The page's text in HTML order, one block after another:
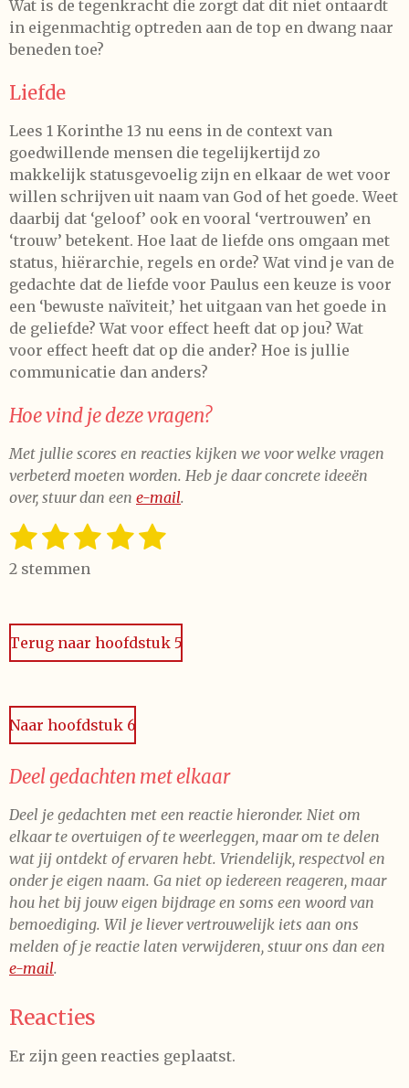
Wat is de tegenkracht die zorgt dat dit niet ontaardt
in eigenmachtig optreden aan de top en dwang naar
beneden toe?
Liefde
Lees 1 Korinthe 13 nu eens in de context van
goedwillende mensen die tegelijkertijd zo
makkelijk statusgevoelig zijn en elkaar de wet voor
willen schrijven uit naam van God of het goede. Weet
daarbij dat ‘geloof’ ook en vooral ‘vertrouwen’ en
‘trouw’ betekent. Hoe laat de liefde ons omgaan met
status, hiërarchie, regels en orde? Wat vind je van de
gedachte dat de liefde voor Paulus een keuze is voor
een ‘bewuste naïviteit,’ het uitgaan van het goede in
de geliefde? Wat voor effect heeft dat op jou? Wat
voor effect heeft dat op die ander? Hoe is jullie
communicatie dan anders?
Hoe vind je deze vragen?
Met jullie scores en reacties kijken we voor welke vragen
verbeterd moeten worden. Heb je daar concrete ideeën
over, stuur dan een e-mail.
R
a
t
n
g
:
s
t
r
e
n
1
s
e
r
2
s
e
r
e
n
3
s
e
r
e
n
4
e
r
e
n
5
e
r
S
e
n
2 stemmen
Terug naar hoofdstuk 5
Naar hoofdstuk 6
Deel gedachten met elkaar
Deel je gedachten met een reactie hieronder. Niet om
elkaar te overtuigen of te weerleggen, maar om te delen
wat jij ontdekt of ervaren hebt. Vriendelijk, respectvol en
onder je eigen naam. Ga niet op iedereen reageren, maar
hou het bij jouw eigen bijdrage en soms een woord van
bemoediging. Wil je liever vertrouwelijk iets aan ons
melden of je reactie laten verwijderen, stuur ons dan een
e-mail.
Reacties
Er zijn geen reacties geplaatst.